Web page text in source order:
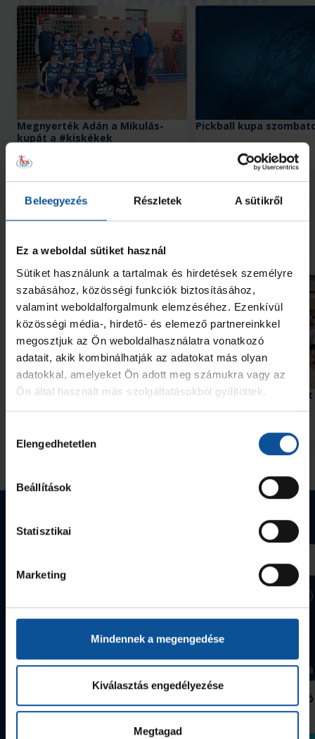
Beleegyezés Részletek A sütikről
Ez a weboldal sütiket használ
Sütiket használunk a tartalmak és hirdetések személyre
szabásához, közösségi funkciók biztosításához,
valamint weboldalforgalmunk elemzéséhez. Ezenkívül
közösségi média-, hirdető- és elemező partnereinkkel
megosztjuk az Ön weboldalhasználatra vonatkozó
adatait, akik kombinálhatják az adatokat más olyan
adatokkal, amelyeket Ön adott meg számukra vagy az
Ön által használt más szolgáltatásokból gyűjtöttek.
kiválasztása
Elengedhetetlen
Beállítások
Statisztikai
Marketing
Mindennek a megengedése
Kiválasztás engedélyezése
Megtagad
Megnézem az összeset
U13
Megnyerték Adán a Mikulás-
kupát a #kiskékek
2024. febr. 02.
Pickball kupa
További friss hírek
Második helyen végeztek az
2026. máj. 11.
Négyes döntőbe jutott
390 Ft
Szeged